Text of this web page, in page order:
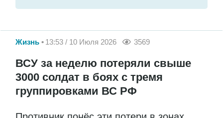
Жизнь 13:53 / 10 Июля 2026 3569
ВСУ за неделю потеряли свыше
3000 солдат в боях с тремя
группировками ВС РФ